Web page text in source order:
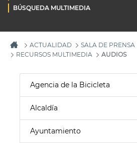
BÚSQUEDA MULTIMEDIA
ACTUALIDAD
SALA DE PRENSA
RECURSOS MULTIMEDIA
AUDIOS
Agencia de la Bicicleta
Alcaldía
Ayuntamiento